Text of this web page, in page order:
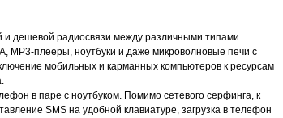
дешевой радиосвязи между различными типами
МР3-плееры, ноутбуки и даже микроволновые печи с
мобильных и карманных компьютеров к ресурсам
в паре с ноутбуком. Помимо сетевого серфинга, к
SMS на удобной клавиатуре, загрузка в телефон